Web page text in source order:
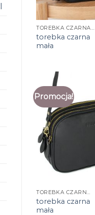
TOREBKA CZARNA MAŁA
torebka czarna
mała
Promocja!
TOREBKA CZARNA MAŁA
torebka czarna
mała